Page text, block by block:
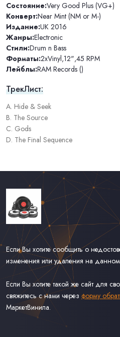
Состояние:Very Good Plus (VG+)
Конверт:Near Mint (NM or M-)
Издание:UK 2016
Жанры:Electronic
Стили:Drum n Bass
Форматы:2xVinyl,12",45 RPM
Лейблы:RAM Records ()
ТрекЛист:
A. Hide & Seek
B. The Source
C. Gods
D. The Final Sequence
Если Вы хотите сообщить о
изменения или удаления на данном
Если Вы хотите такой же сайт для
свяжитесь с нами через форму
МаркетВинила.
Каталог Винила, CD и Кассет